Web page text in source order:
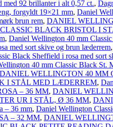
med 92 brillanter i alt 0,57 ct.,
forgyldt 19×21 mm, Daniel
brun rem, DANIEL
BLACK BRISTOL I
, Daniel Wellington 40 mm
med sort skive og brun læderrem,
Black Sheffield i rosa med sort
40 mm Classic Black St.
DANIEL WELLINGTON 40 MM
I STÅL MED LÆDERREM,
– 36 MM, DANIEL
UR I STÅL, Ø 36 MM,
– 36 mm, Daniel Wellington
– 32 MM, DANIEL